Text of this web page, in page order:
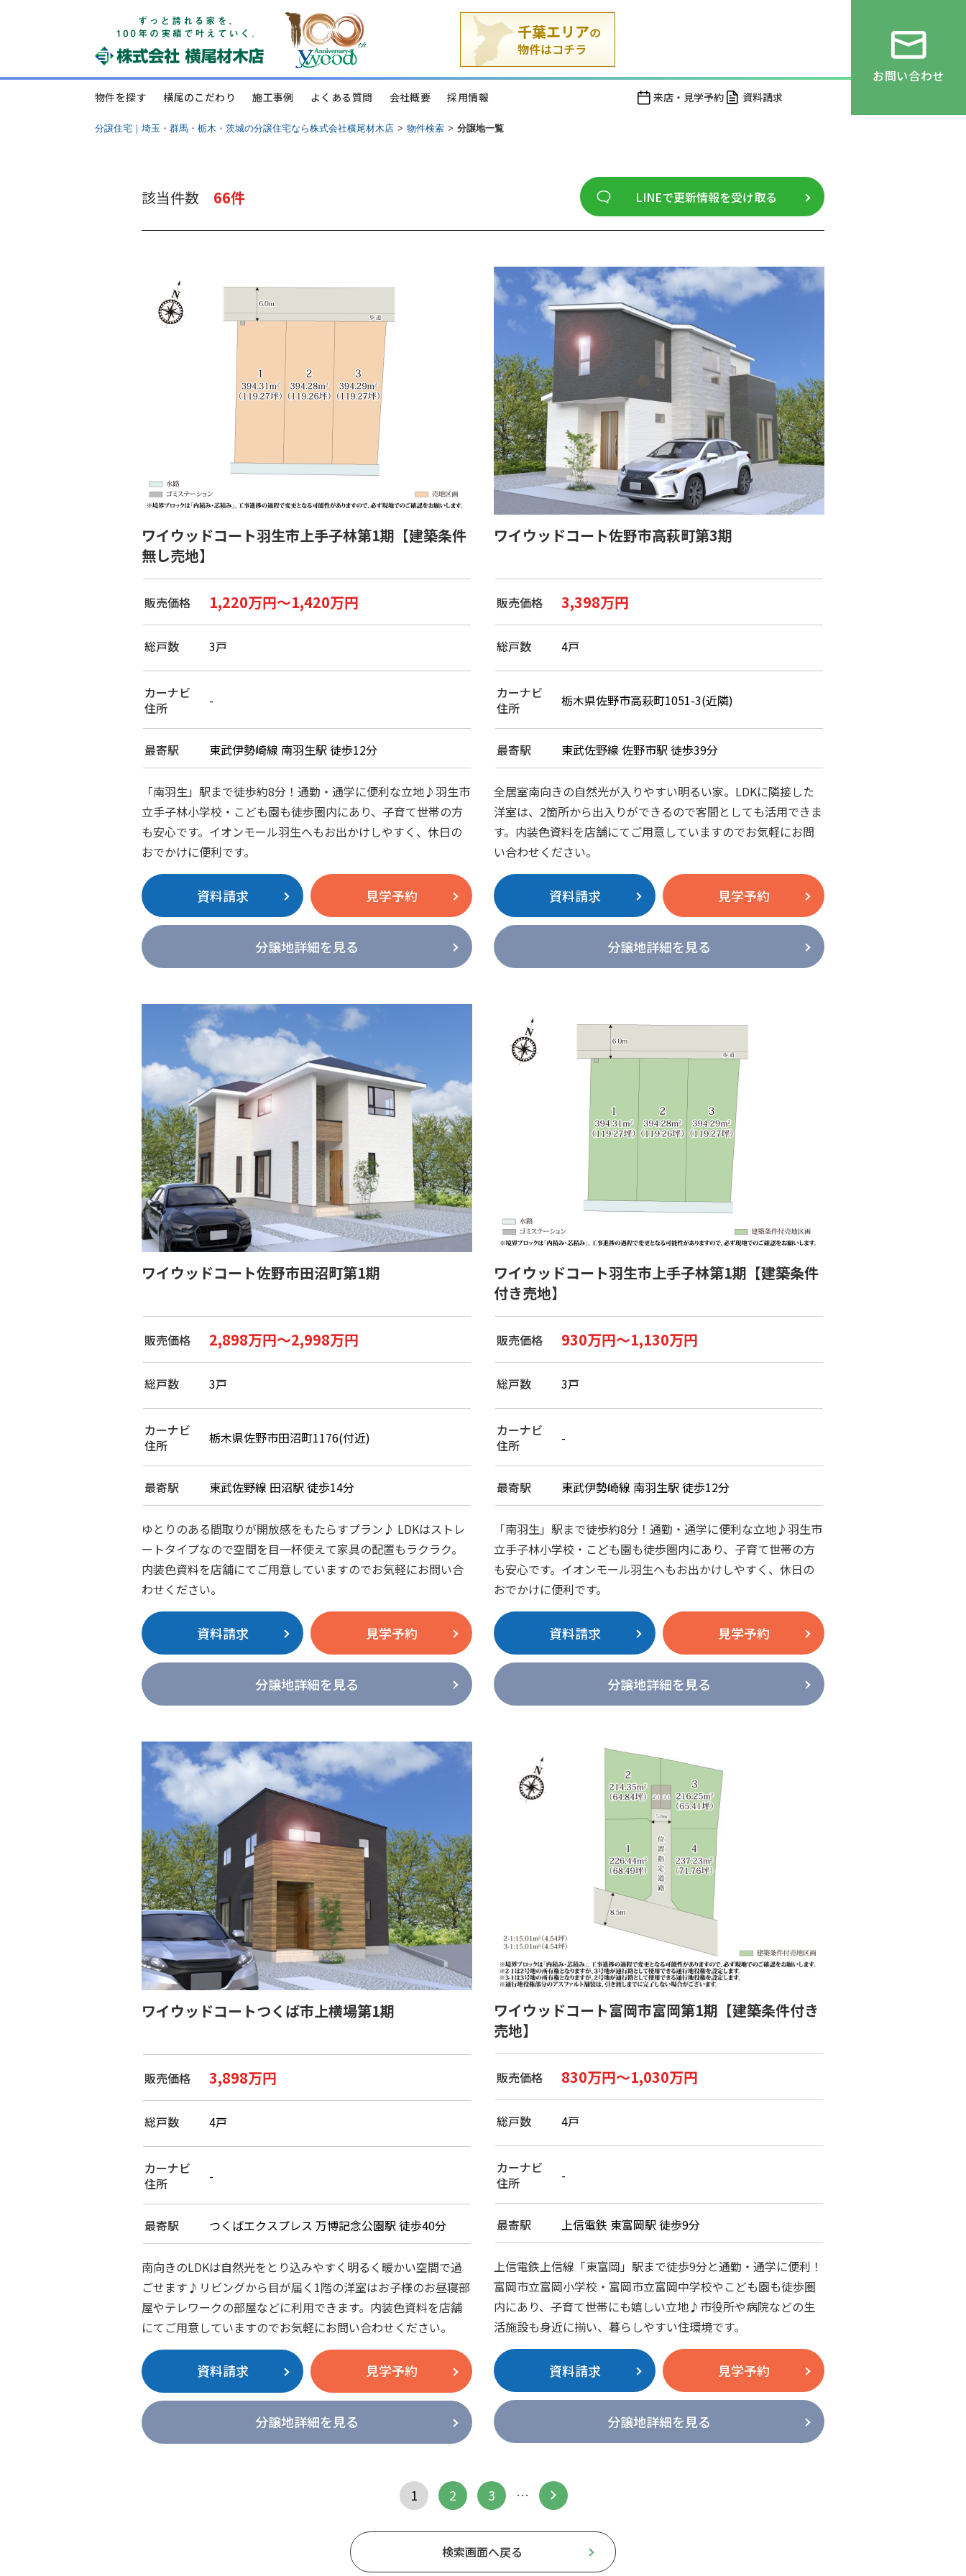
物件を探す 横尾のこだわり 施工事例 よくある質問 会社概要 採用情報 来店・見学予約 資料請求
お問い合わせ
分譲住宅｜埼玉・群馬・栃木・茨城の分譲住宅なら株式会社横尾材木店 > 物件検索 > 分譲地一覧
該当件数 66件 LINEで更新情報を受け取る
ワイウッドコート羽生市上手子林第1期【建築条件
無し売地】
販売価格 1,220万円～1,420万円
総戸数 3戸
カーナビ
住所
-
最寄駅 東武伊勢崎線 南羽生駅 徒歩12分
「南羽生」駅まで徒歩約8分！通勤・通学に便利な立地♪羽生市
立手子林小学校・こども園も徒歩圏内にあり、子育て世帯の方
も安心です。イオンモール羽生へもお出かけしやすく、休日の
おでかけに便利です。
資料請求 見学予約
分譲地詳細を見る
ワイウッドコート佐野市高萩町第3期
販売価格 3,398万円
総戸数 4戸
カーナビ
住所
栃木県佐野市高萩町1051-3(近隣)
最寄駅 東武佐野線 佐野市駅 徒歩39分
全居室南向きの自然光が入りやすい明るい家。LDKに隣接した
洋室は、2箇所から出入りができるので客間としても活用できま
す。内装色資料を店舗にてご用意していますのでお気軽にお問
い合わせください。
資料請求 見学予約
分譲地詳細を見る
ワイウッドコート佐野市田沼町第1期
販売価格 2,898万円～2,998万円
総戸数 3戸
カーナビ
住所
栃木県佐野市田沼町1176(付近)
最寄駅 東武佐野線 田沼駅 徒歩14分
ゆとりのある間取りが開放感をもたらすプラン♪ LDKはストレ
ートタイプなので空間を目一杯使えて家具の配置もラクラク。
内装色資料を店舗にてご用意していますのでお気軽にお問い合
わせください。
資料請求 見学予約
分譲地詳細を見る
ワイウッドコート羽生市上手子林第1期【建築条件
付き売地】
販売価格 930万円～1,130万円
総戸数 3戸
カーナビ
住所
-
最寄駅 東武伊勢崎線 南羽生駅 徒歩12分
「南羽生」駅まで徒歩約8分！通勤・通学に便利な立地♪羽生市
立手子林小学校・こども園も徒歩圏内にあり、子育て世帯の方
も安心です。イオンモール羽生へもお出かけしやすく、休日の
おでかけに便利です。
資料請求 見学予約
分譲地詳細を見る
ワイウッドコートつくば市上横場第1期
販売価格 3,898万円
総戸数 4戸
カーナビ
住所
-
最寄駅 つくばエクスプレス 万博記念公園駅 徒歩40分
南向きのLDKは自然光をとり込みやすく明るく暖かい空間で過
ごせます♪リビングから目が届く1階の洋室はお子様のお昼寝部
屋やテレワークの部屋などに利用できます。内装色資料を店舗
にてご用意していますのでお気軽にお問い合わせください。
資料請求 見学予約
分譲地詳細を見る
ワイウッドコート富岡市富岡第1期【建築条件付き
売地】
販売価格 830万円～1,030万円
総戸数 4戸
カーナビ
住所
-
最寄駅 上信電鉄 東富岡駅 徒歩9分
上信電鉄上信線「東富岡」駅まで徒歩9分と通勤・通学に便利！
富岡市立富岡小学校・富岡市立富岡中学校やこども園も徒歩圏
内にあり、子育て世帯にも嬉しい立地♪市役所や病院などの生
活施設も身近に揃い、暮らしやすい住環境です。
資料請求 見学予約
分譲地詳細を見る
1 2 3 …
検索画面へ戻る